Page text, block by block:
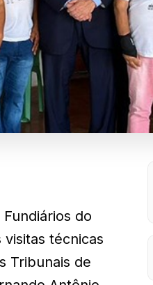
do
técnicas
Tribunais de